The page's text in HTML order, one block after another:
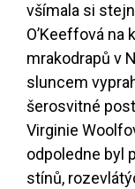
všímala si
O’Keeffová
mrakodrapů v
sluncem
šerosvitné
Virginie
odpoledne byl
stínů,